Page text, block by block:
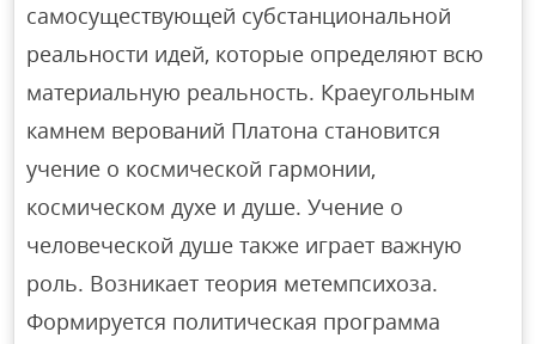
самосуществующей субстанциональной
реальности идей, которые определяют всю
материальную реальность. Краеугольным
камнем верований Платона становится
учение о космической гармонии,
космическом духе и душе. Учение о
человеческой душе также играет важную
роль. Возникает теория метемпсихоза.
Формируется политическая программа